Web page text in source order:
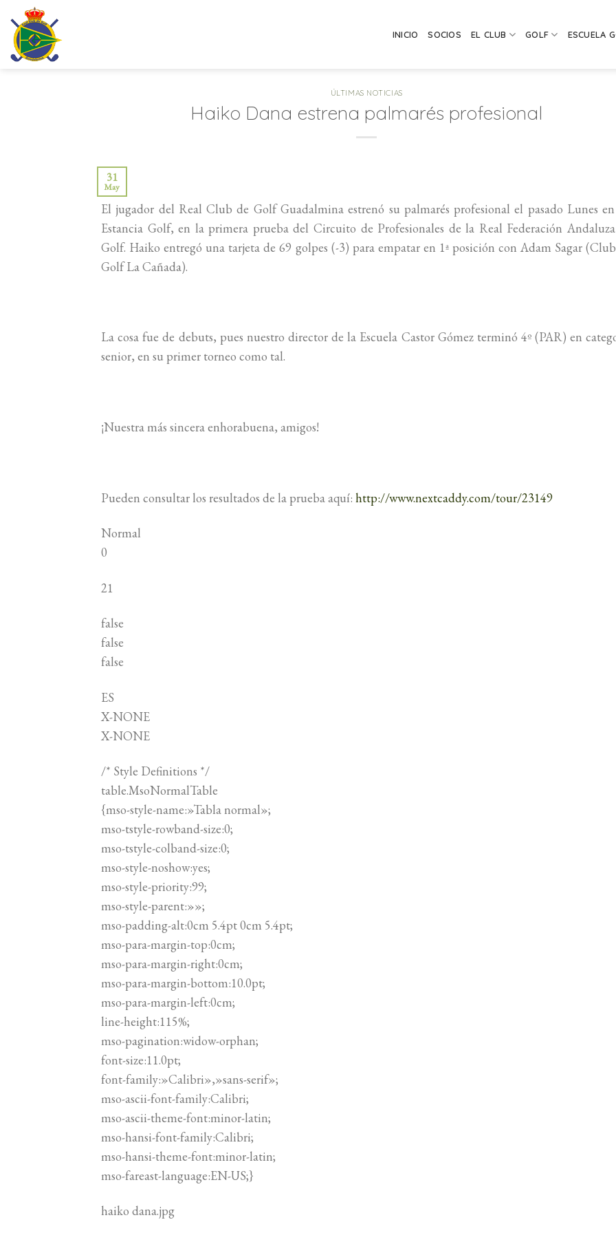
contenido
INICIO SOCIOS EL CLUB GOLF ESCUELA
ÚLTIMAS NOTICIAS
Haiko Dana estrena palmarés profesional
31
May
El jugador del Real Club de Golf Guadalmina estrenó su palmarés profesional el pasado Lunes
Estancia Golf, en la primera prueba del Circuito de Profesionales de la Real Federación
Golf. Haiko entregó una tarjeta de 69 golpes (-3) para empatar en 1ª posición con Adam Sagar
Golf La Cañada).
La cosa fue de debuts, pues nuestro director de la Escuela Castor Gómez terminó 4º (PAR) en
senior, en su primer torneo como tal.
¡Nuestra más sincera enhorabuena, amigos!
Pueden consultar los resultados de la prueba aquí: http://www.nextcaddy.com/tour/23149
Normal
0
21
false
false
false
ES
X-NONE
X-NONE
/* Style Definitions */
table.MsoNormalTable
{mso-style-name:»Tabla normal»;
mso-tstyle-rowband-size:0;
mso-tstyle-colband-size:0;
mso-style-noshow:yes;
mso-style-priority:99;
mso-style-parent:»»;
mso-padding-alt:0cm 5.4pt 0cm 5.4pt;
mso-para-margin-top:0cm;
mso-para-margin-right:0cm;
mso-para-margin-bottom:10.0pt;
mso-para-margin-left:0cm;
line-height:115%;
mso-pagination:widow-orphan;
font-size:11.0pt;
font-family:»Calibri»,»sans-serif»;
mso-ascii-font-family:Calibri;
mso-ascii-theme-font:minor-latin;
mso-hansi-font-family:Calibri;
mso-hansi-theme-font:minor-latin;
mso-fareast-language:EN-US;}
haiko dana.jpg